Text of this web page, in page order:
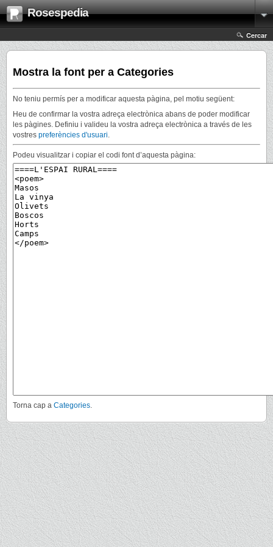
Rosespedia
Cercar
Mostra la font per a Categories
No teniu permís per a modificar aquesta pàgina, pel motiu següent:
Heu de confirmar la vostra adreça electrònica abans de poder modificar
les pàgines. Definiu i valideu la vostra adreça electrònica a través de les
vostres preferències d'usuari.
Podeu visualitzar i copiar el codi font d’aquesta pàgina:
Torna cap a Categories.